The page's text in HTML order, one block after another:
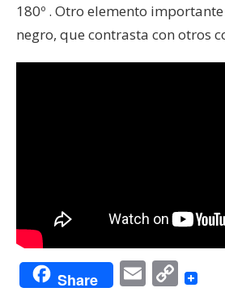
180º . Otro elemento
negro, que contrasta con otros
Share EmailCopy